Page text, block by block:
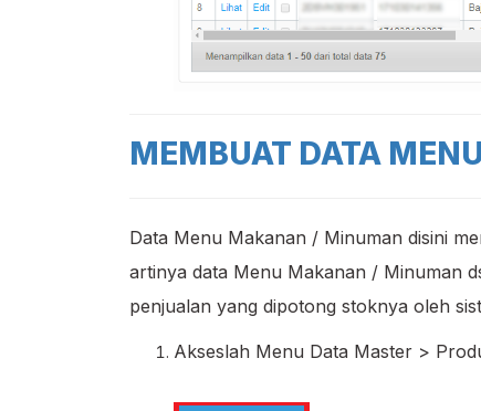
MEMBUAT DATA
Data Menu Makanan / Minuman disini
artinya data Menu Makanan / Minuman
penjualan yang dipotong stoknya oleh
Akseslah Menu Data Master >